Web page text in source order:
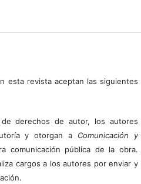
esta revista aceptan las siguientes
derechos de autor, los autores
y otorgan a Comunicación y
comunicación pública de la obra.
cargos a los autores por enviar y